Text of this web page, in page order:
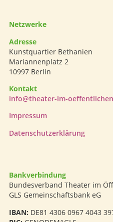
Netzwerke
Adresse
Kunstquartier Bethanien
Mariannenplatz 2
10997 Berlin
Kontakt
info@theater-im-
Impressum
Datenschutzerklärung
Bankverbindung
Bundesverband Theater im
GLS Gemeinschaftsbank eG
IBAN: DE81 4306 0967 4043